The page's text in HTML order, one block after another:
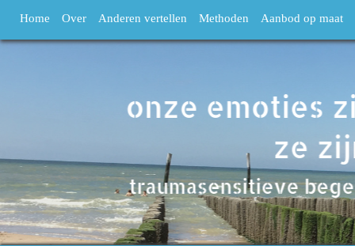
Home Over Anderen vertellen Methoden Aanbod op maat